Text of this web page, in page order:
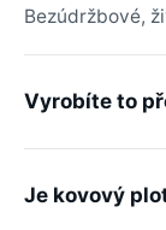
Bezúdržbové,
Vyrobíte to
Je kovový